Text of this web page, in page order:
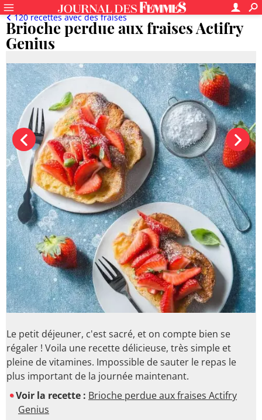
Brioche perdue aux fraises Actifry
Genius
120 recettes avec des fraises
Le petit déjeuner, c'est sacré, et on compte bien se
régaler ! Voila une recette délicieuse, très simple et
pleine de vitamines. Impossible de sauter le repas le
plus important de la journée maintenant.
Voir la recette : Brioche perdue aux fraises Actifry
Genius